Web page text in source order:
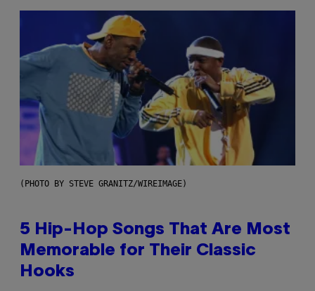
(PHOTO BY STEVE GRANITZ/WIREIMAGE)
5 Hip-Hop Songs That Are Most
Memorable for Their Classic
Hooks